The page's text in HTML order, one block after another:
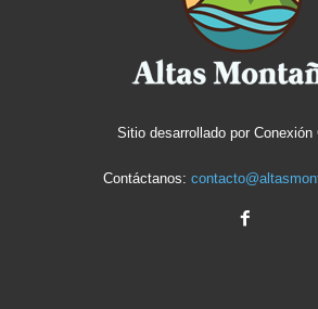
Sitio desarrollado por Conexión
Contáctanos: